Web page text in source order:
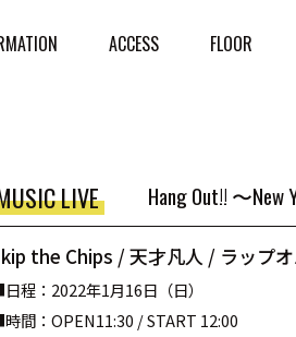
ACCESS FLOOR
LIVE Hang Out!! 〜New
the Chips / 天才凡人 / ラップ
程：2022年1月16日（日）
間：OPEN11:30 / START 12:00